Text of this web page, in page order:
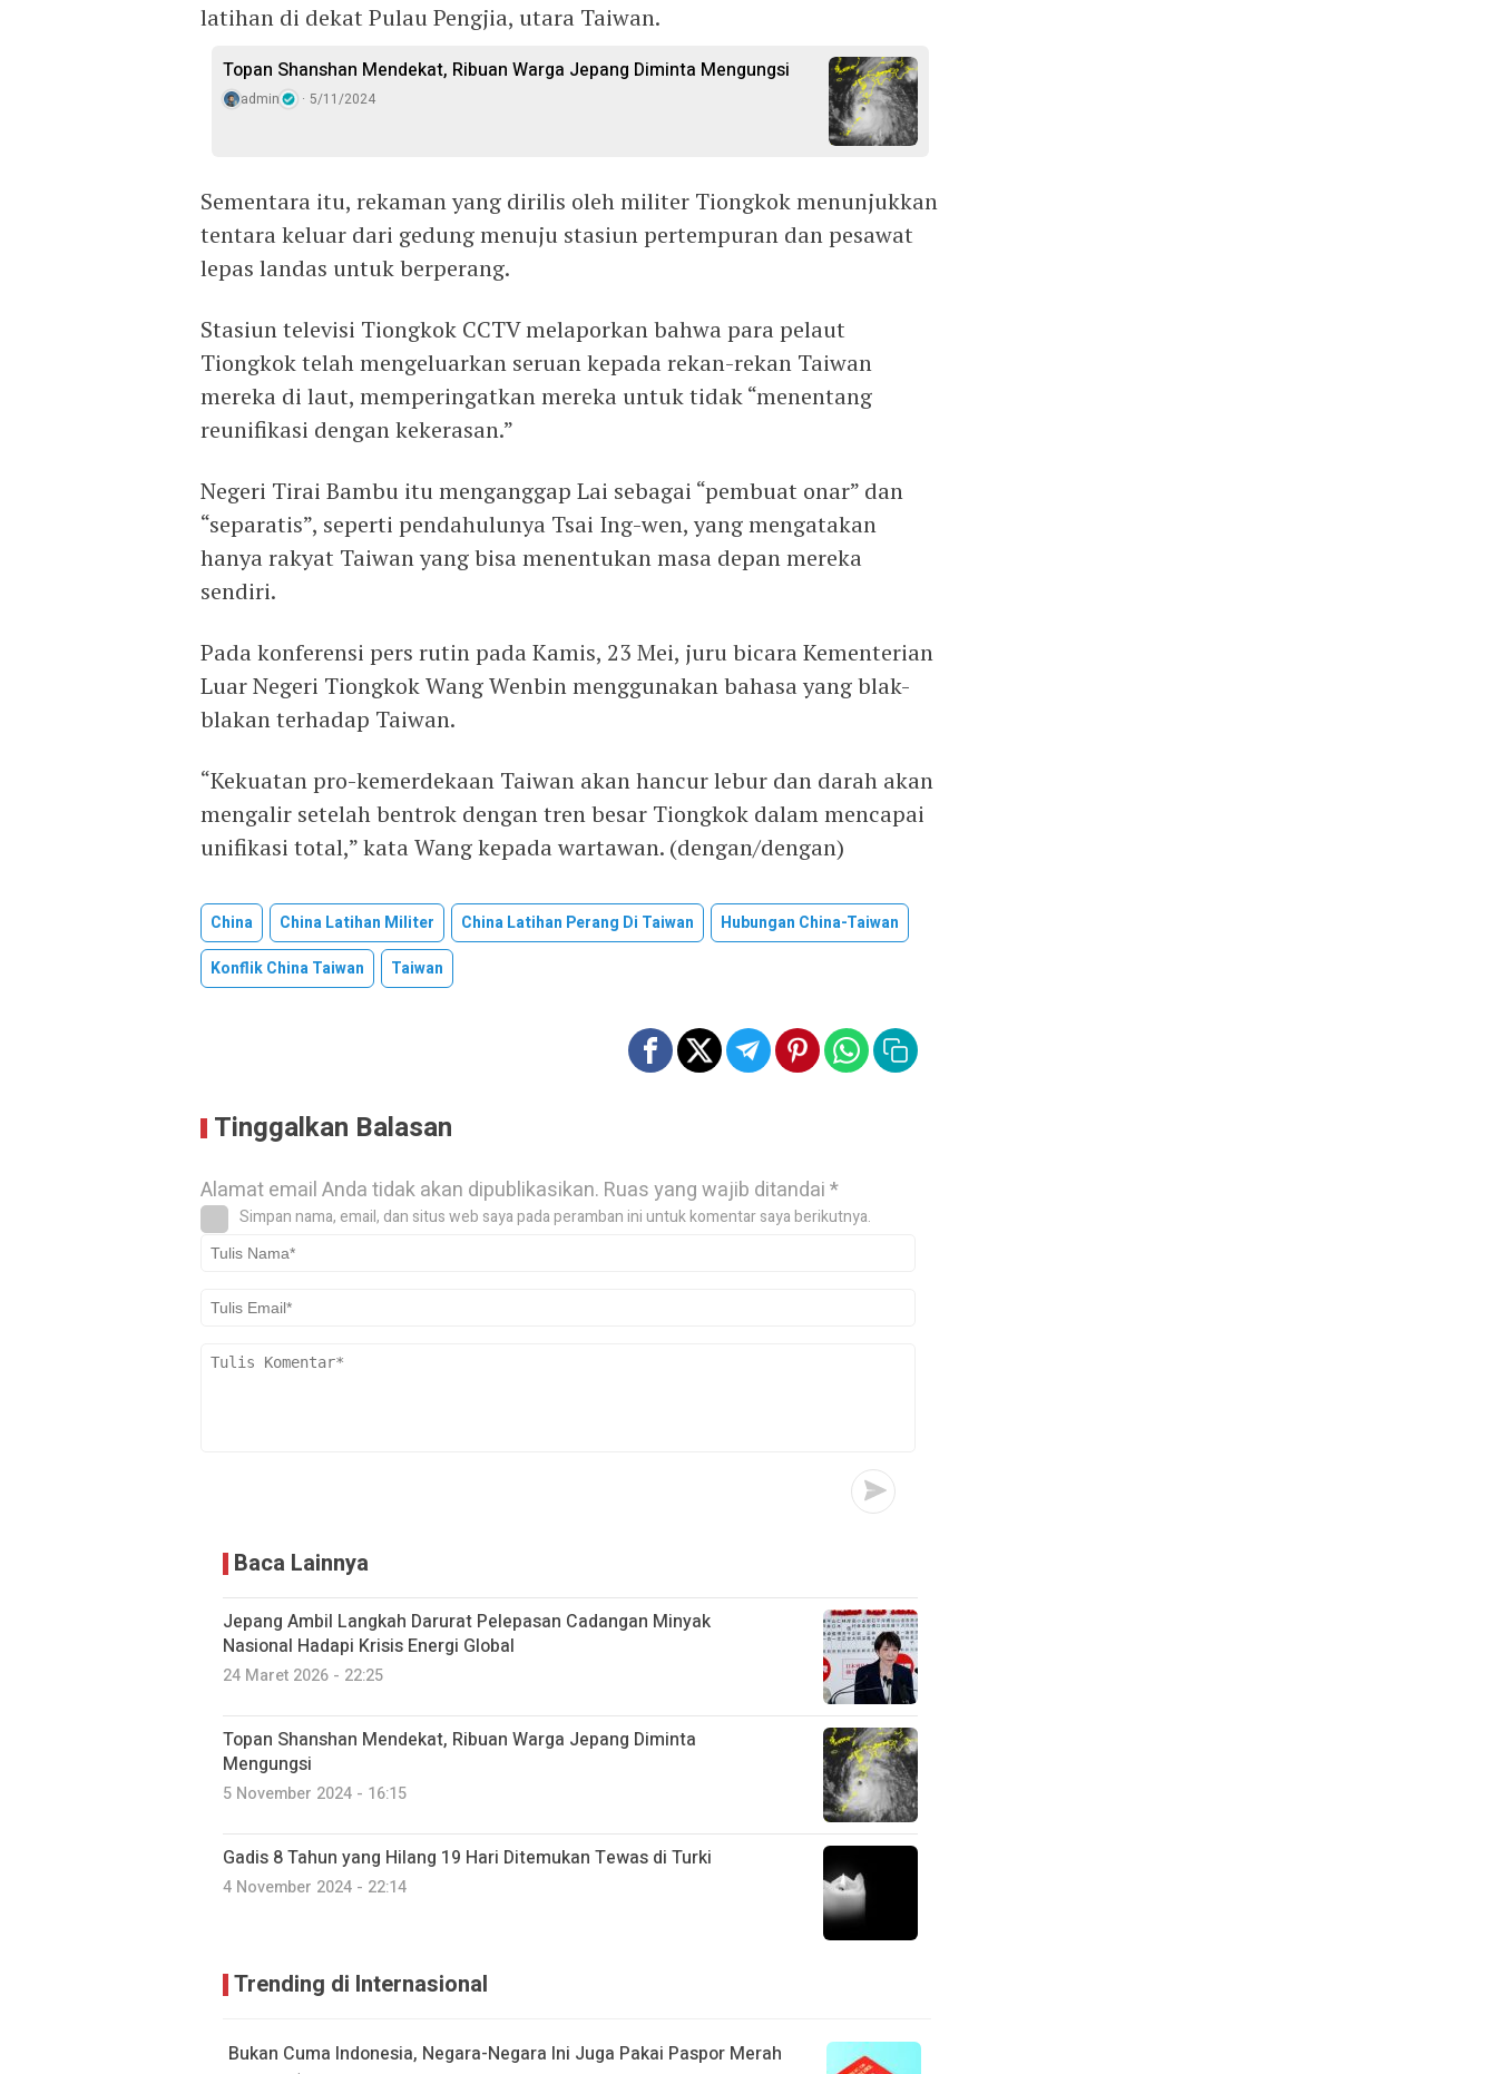
latihan di dekat Pulau Pengjia, utara Taiwan.
Topan Shanshan Mendekat, Ribuan Warga Jepang Diminta Mengungsi
admin 5/11/2024
Sementara itu, rekaman yang dirilis oleh militer Tiongkok menunjukkan
tentara keluar dari gedung menuju stasiun pertempuran dan pesawat
lepas landas untuk berperang.
Stasiun televisi Tiongkok CCTV melaporkan bahwa para pelaut
Tiongkok telah mengeluarkan seruan kepada rekan-rekan Taiwan
mereka di laut, memperingatkan mereka untuk tidak “menentang
reunifikasi dengan kekerasan.”
Negeri Tirai Bambu itu menganggap Lai sebagai “pembuat onar” dan
“separatis”, seperti pendahulunya Tsai Ing-wen, yang mengatakan
hanya rakyat Taiwan yang bisa menentukan masa depan mereka
sendiri.
Pada konferensi pers rutin pada Kamis, 23 Mei, juru bicara Kementerian
Luar Negeri Tiongkok Wang Wenbin menggunakan bahasa yang blak-
blakan terhadap Taiwan.
“Kekuatan pro-kemerdekaan Taiwan akan hancur lebur dan darah akan
mengalir setelah bentrok dengan tren besar Tiongkok dalam mencapai
unifikasi total,” kata Wang kepada wartawan. (dengan/dengan)
China China Latihan Militer China Latihan Perang Di Taiwan
Hubungan China-Taiwan
Konflik China Taiwan
Taiwan
Tinggalkan Balasan
Alamat email Anda tidak akan dipublikasikan. Ruas yang wajib ditandai*
Simpan nama, email, dan situs web saya pada peramban ini untuk komentar saya berikutnya.
Baca Lainnya
Jepang Ambil Langkah Darurat Pelepasan Cadangan Minyak
Nasional Hadapi Krisis Energi Global
24 Maret 2026 - 22:25
Topan Shanshan Mendekat, Ribuan Warga Jepang Diminta
Mengungsi
5 November 2024 - 16:15
Gadis 8 Tahun yang Hilang 19 Hari Ditemukan Tewas di Turki
4 November 2024 - 22:14
Trending di Internasional
Bukan Cuma Indonesia, Negara-Negara Ini Juga Pakai Paspor Merah